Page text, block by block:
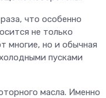
что особенно
не только
многие, но и обычная
пусками
масла. Именно